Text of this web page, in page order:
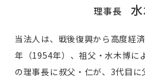
理事長
当法人は、戦後復興から高度経
年（1954年）、祖父・水木博に
の理事長に叔父・仁が、3代目